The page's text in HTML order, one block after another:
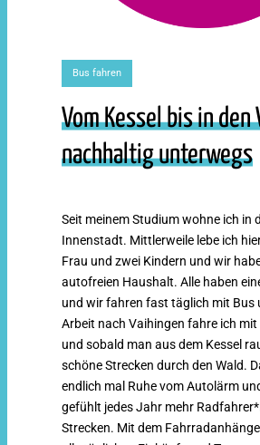
Bus fahren
Vom Kessel bis in den
nachhaltig unterwegs
Seit meinem Studium wohne ich in
Innenstadt. Mittlerweile lebe ich
Frau und zwei Kindern und wir
autofreien Haushalt. Alle haben
und wir fahren fast täglich mit Bus
Arbeit nach Vaihingen fahre ich mit
und sobald man aus dem Kessel
schöne Strecken durch den Wald.
endlich mal Ruhe vom Autolärm
gefühlt jedes Jahr mehr
Strecken. Mit dem